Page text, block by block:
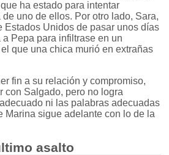
ha estado para intentar
uno de ellos. Por otro lado, Sara,
Estados Unidos de pasar unos días
Pepa para infiltrase en un
que una chica murió en extrañas
fin a su relación y compromiso,
con Salgado, pero no logra
ni las palabras adecuadas
Marina sigue adelante con lo de la
asalto